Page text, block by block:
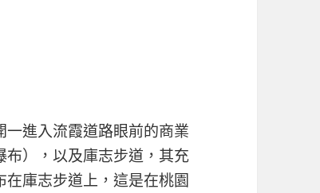
進入流霞道路眼前的商業
），以及庫志步道，其充
庫志步道上，這是在桃園